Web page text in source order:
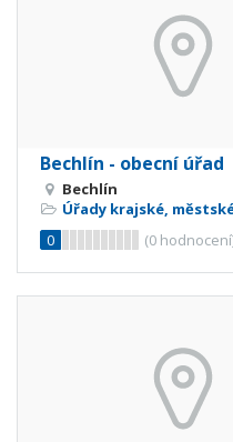
Bechlín - obecní úřad
Bechlín
Úřady krajské,
0
(0